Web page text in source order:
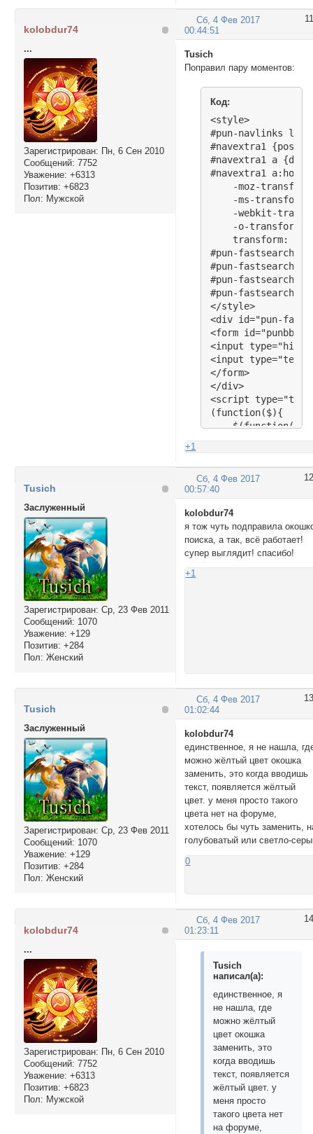
    });
})(jQuery)
</script>
11
Сб, 4 Фев 2017
00:44:51
kolobdur74
...
Зарегистрирован: Пн, 6 Сен 2010
Сообщений: 7752
Уважение: +6313
Позитив: +6823
Пол: Мужской
Tusich
Поправил пару моментов:
Код:
<style>
#pun-navlinks
#navextra1
#navextra1 a
#navextra1
-moz-
-ms-
-webkit-
-o-transform:
transform:
#pun-fastsearch
#pun-fastsearch
#pun-fastsearch
#pun-fastsearch
</style>
<div id="pun-
<form
<input
<input type="text"
</form>
</div>
<script
(function($){
    $(function(){
    });
})(jQuery)
</script>
+1
12
Сб, 4 Фев 2017
00:57:40
Tusich
Заслуженный
Зарегистрирован: Ср, 23 Фев 2011
Сообщений: 1070
Уважение: +129
Позитив: +284
Пол: Женский
kolobdur74
я тож чуть подправила
поиска, а так, всё работает!
супер выглядит! спасибо!
+1
13
Сб, 4 Фев 2017
01:02:44
Tusich
Заслуженный
Зарегистрирован: Ср, 23 Фев 2011
Сообщений: 1070
Уважение: +129
Позитив: +284
Пол: Женский
kolobdur74
единственное, я не нашла,
можно жёлтый цвет окошка
заменить, это когда вводишь
текст, появляется жёлтый
цвет. у меня просто такого
цвета нет на форуме,
хотелось бы чуть заменить,
голубоватый или светло-
0
14
Сб, 4 Фев 2017
01:23:11
kolobdur74
...
Зарегистрирован: Пн, 6 Сен 2010
Сообщений: 7752
Уважение: +6313
Позитив: +6823
Пол: Мужской
Tusich
написал(а):
единственное, я
не нашла, где
можно жёлтый
цвет окошка
заменить, это
когда вводишь
текст, появляется
жёлтый цвет. у
меня просто
такого цвета нет
на форуме,